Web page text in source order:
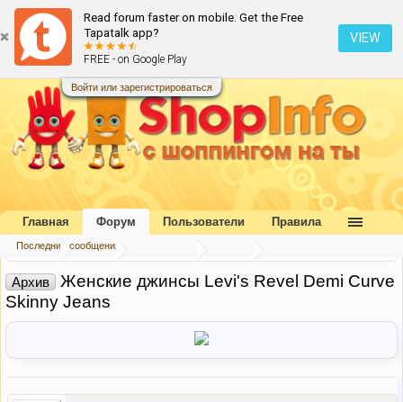
Read forum faster on mobile. Get the Free
Tapatalk app?
FREE - on Google Play
VIEW
Войти или зарегистрироваться
Главная Форум
Архив
Женские джинсы Levi's Revel Demi Curve
Skinny Jeans
Главная Форум
Последние сообщения
Пользователи Правила